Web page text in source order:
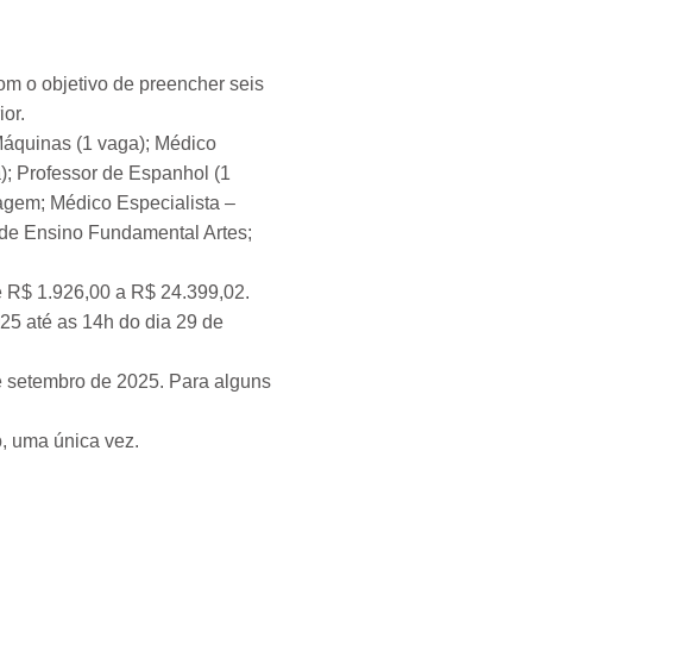
o objetivo de preencher seis
(1 vaga); Médico
Professor de Espanhol (1
Médico Especialista –
Ensino Fundamental Artes;
1.926,00 a R$ 24.399,02.
até as 14h do dia 29 de
de 2025. Para alguns
uma única vez.